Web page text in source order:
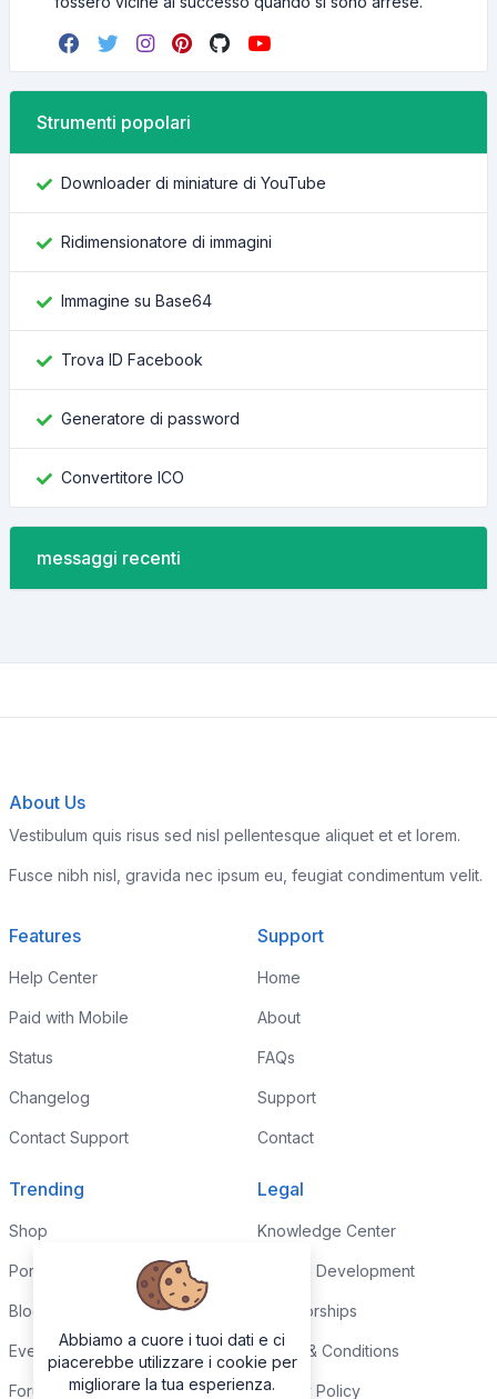
Strumenti popolari
Downloader di miniature di YouTube
Ridimensionatore di immagini
Immagine su Base64
Trova ID Facebook
Generatore di password
Convertitore ICO
messaggi recenti
About Us
Vestibulum quis risus sed nisl pellentesque aliquet et et lorem.
Fusce nibh nisl, gravida nec ipsum eu, feugiat condimentum velit.
Features
Help Center
Paid with Mobile
Status
Changelog
Contact Support
Support
Home
About
FAQs
Support
Contact
Trending
Shop
Portfolio
Blog
Events
Forums
Legal
Knowledge Center
Custom Development
Sponsorships
Terms & Conditions
Privacy Policy
Abbiamo a cuore i tuoi dati e ci
piacerebbe utilizzare i cookie per
migliorare la tua esperienza.